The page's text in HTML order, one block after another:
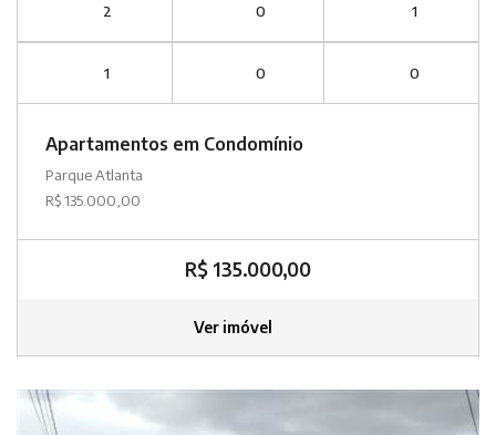
2 0 1
1 0 0
Apartamentos em Condomínio
Parque Atlanta
R$ 135.000,00
R$ 135.000,00
Ver imóvel